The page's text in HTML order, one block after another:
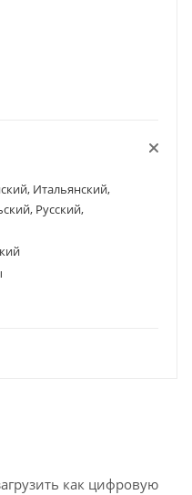
Итальянский,
Русский,
как цифровую